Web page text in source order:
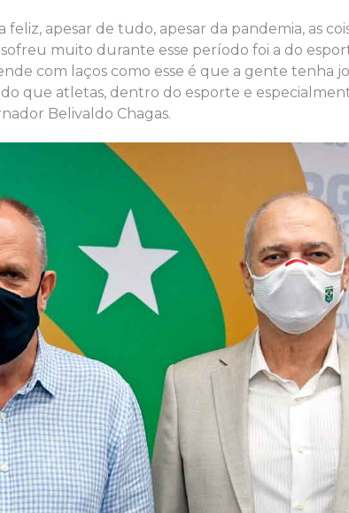
apesar de tudo, apesar da pandemia, as
muito durante esse período foi a do
com laços como esse é que a gente tenha
que atletas, dentro do esporte e
Belivaldo Chagas.